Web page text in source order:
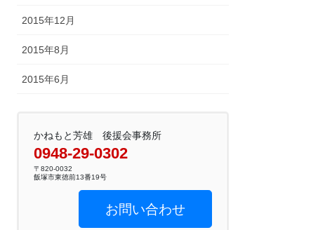
2015年12月
2015年8月
2015年6月
かねもと芳雄 後援会事務所
0948-29-0302
〒820-0032
飯塚市東徳前13番19号
お問い合わせ